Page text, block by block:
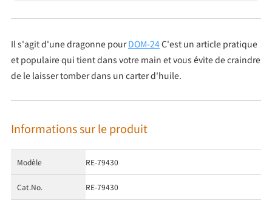
Il s'agit d'une dragonne pourDOM-24C'est un article pratique
et populaire qui tient dans votre main et vous évite de craindre
de le laisser tomber dans un carter d'huile.
Informations sur le produit
Modèle RE-79430
Cat.No. RE-79430